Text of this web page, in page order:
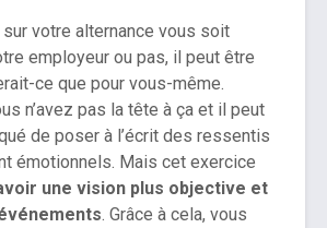
sur votre alternance vous soit
employeur ou pas, il peut être
ce que pour vous-même.
n’avez pas la tête à ça et il peut
de poser à l’écrit des ressentis
émotionnels. Mais cet exercice
une vision plus objective et
. Grâce à cela, vous